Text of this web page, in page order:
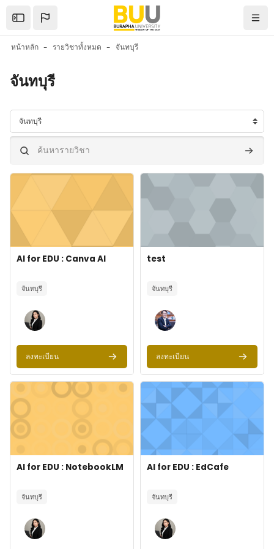
Open the sidebar
หน้าหลัก รายวิชาทั้งหมด จันทบุรี
จันทบุรี
ประเภทของรายวิชา
ค้นหารายวิชา
ค้นหา
ภาพของรายวิชา" AI for EDU : Canva AI
ภาพของรายวิชา
Course name
AI for EDU : Canva AI
จันทบุรี
ลงทะเบียน
ภาพของรายวิชา" test
ภาพของรายวิชา
Course name
test
จันทบุรี
ลงทะเบียน
ภาพของรายวิชา" AI for EDU : NotebookLM
ภาพของรายวิชา
Course name
AI for EDU : NotebookLM
จันทบุรี
ภาพของรายวิชา" AI for EDU :
ภาพของรายวิชา
Course name
AI for EDU : EdCafe
จันทบุรี